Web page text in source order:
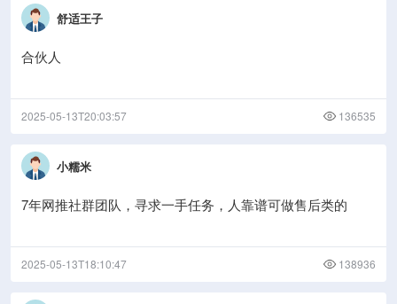
舒适王子
合伙人
2025-05-13T20:03:57 136535
小糯米
7年网推社群团队，寻求一手任务，人靠谱可做售后类的
2025-05-13T18:10:47 138936